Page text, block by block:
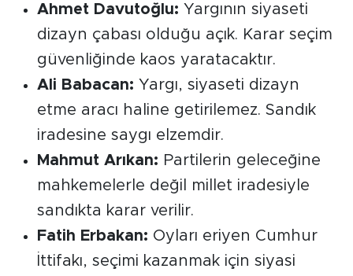
Ahmet Davutoğlu: Yargının siyaseti
dizayn çabası olduğu açık. Karar seçim
güvenliğinde kaos yaratacaktır.
Ali Babacan: Yargı, siyaseti dizayn
etme aracı haline getirilemez. Sandık
iradesine saygı elzemdir.
Mahmut Arıkan: Partilerin geleceğine
mahkemelerle değil millet iradesiyle
sandıkta karar verilir.
Fatih Erbakan: Oyları eriyen Cumhur
İttifakı, seçimi kazanmak için siyasi